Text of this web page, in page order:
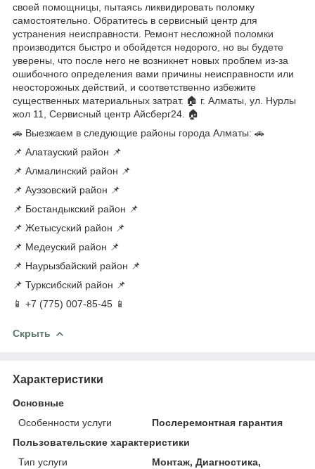
своей помощницы, пытаясь ликвидировать поломку
самостоятельно. Обратитесь в сервисный центр для
устранения неисправности. Ремонт несложной поломки
производится быстро и обойдется недорого, но вы будете
уверены, что после него не возникнет новых проблем из-за
ошибочного определения вами причины неисправности или
неосторожных действий, и соответственно избежите
существенных материальных затрат. 🏠 г. Алматы, ул. Нурлы
жол 11, Сервисный центр Айсберг24. 🏠
🚗 Выезжаем в следующие районы города Алматы: 🚗
📌 Алатауский район 📌
📌 Алмалинский район 📌
📌 Ауэзовский район 📌
📌 Бостандыкский район 📌
📌 Жетысуский район 📌
📌 Медеуский район 📌
📌 Наурызбайский район 📌
📌 Турксибский район 📌
📱 +7 (775) 007-85-45 📱
Скрыть
Характеристики
Основные
Особенности услуги
Послеремонтная гарантия
Пользовательские характеристики
Тип услуги
Монтаж, Диагностика,